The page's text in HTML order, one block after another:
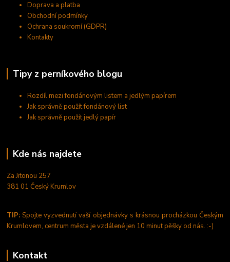
Doprava a platba
Obchodní podmínky
Ochrana soukromí (GDPR)
Kontakty
Tipy z perníkového blogu
Rozdíl mezi fondánovým listem a jedlým papírem
Jak správně použít fondánový list
Jak správně použít jedlý papír
Kde nás najdete
Za Jitonou 257
381 01 Český Krumlov
TIP: Spojte vyzvednutí vaší objednávky s krásnou procházkou Českým
Krumlovem, centrum města je vzdálené jen 10 minut pěšky od nás. :-)
Kontakt